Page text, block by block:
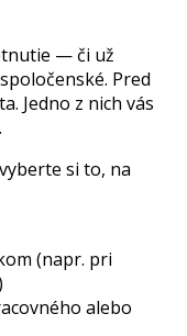
— či už
Pred
Jedno z nich vás
si to, na
(napr. pri
alebo